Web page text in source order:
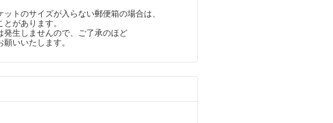
トのサイズが入らない郵便箱の場合は、
があります。
発生しませんので、ご了承のほど
願いいたします。